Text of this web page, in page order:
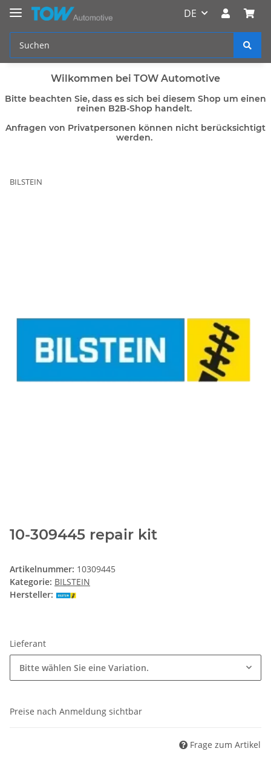
DE
Wilkommen bei TOW Automotive
Bitte beachten Sie, dass es sich bei diesem Shop um einen
reinen B2B-Shop handelt.
Anfragen von Privatpersonen können nicht berücksichtigt
werden.
BILSTEIN
10-309445 repair kit
Artikelnummer: 10309445
Kategorie: BILSTEIN
Hersteller:
Lieferant
Bitte wählen Sie eine Variation.
Preise nach Anmeldung sichtbar
Frage zum Artikel